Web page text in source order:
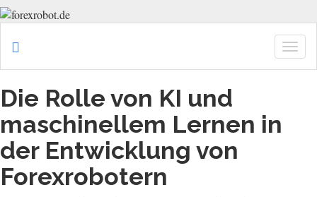
Die Rolle von KI und
maschinellem Lernen in
der Entwicklung von
Forexrobotern